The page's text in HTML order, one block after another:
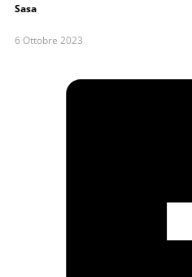
Sasa
6 Ottobre 2023